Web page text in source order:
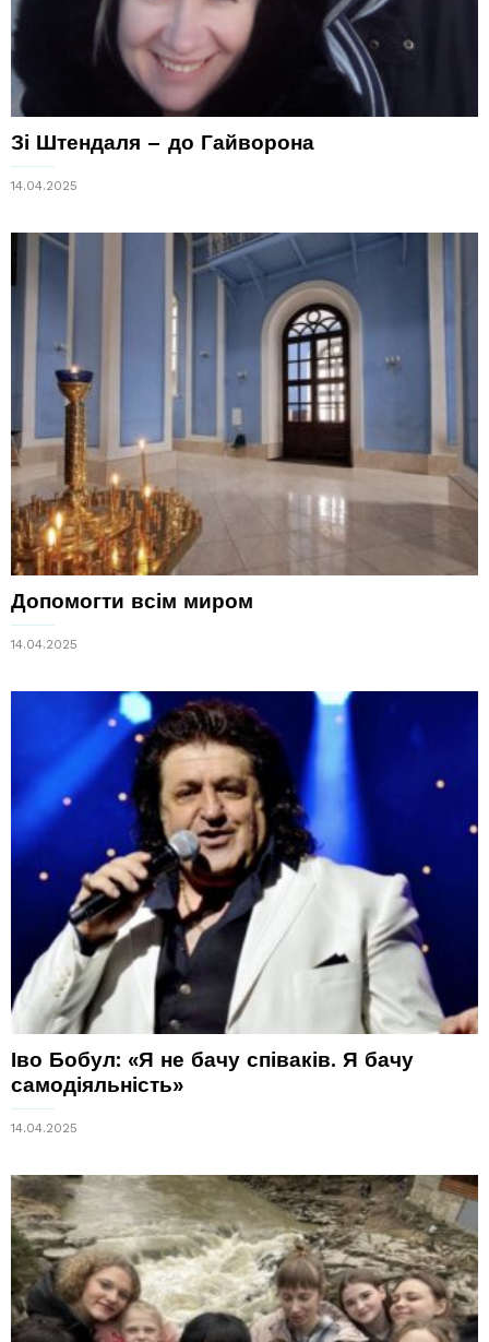
Зі Штендаля – до Гайворона
14.04.2025
Допомогти всім миром
14.04.2025
Іво Бобул: «Я не бачу співаків. Я бачу
самодіяльність»
14.04.2025